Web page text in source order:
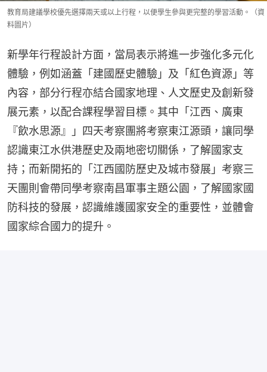
教育局建議學校優先選擇兩天或以上行程，以便學生參與更完整的學習活動。（資
料圖片）
新學年行程設計方面，當局表示將進一步強化多元化
體驗，例如涵蓋「建國歷史體驗」及「紅色資源」等
內容，部分行程亦結合國家地理、人文歷史及創新發
展元素，以配合課程學習目標。其中「江西、廣東
『飲水思源』」四天考察團將考察東江源頭，讓同學
認識東江水供港歷史及兩地密切關係，了解國家支
持；而新開拓的「江西國防歷史及城市發展」考察三
天團則會帶同學考察南昌軍事主題公園，了解國家國
防科技的發展，認識維護國家安全的重要性，並體會
國家綜合國力的提升。